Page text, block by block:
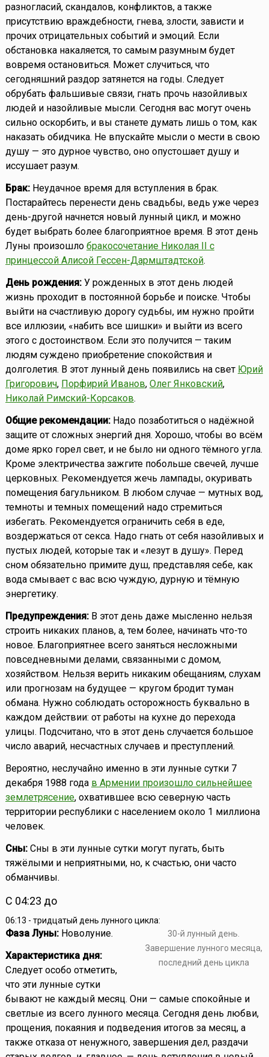
разногласий, скандалов, конфликтов, а также
присутствию враждебности, гнева, злости, зависти и
прочих отрицательных событий и эмоций. Если
обстановка накаляется, то самым разумным будет
вовремя остановиться. Может случиться, что
сегодняшний раздор затянется на годы. Следует
обрубать фальшивые связи, гнать прочь назойливых
людей и назойливые мысли. Сегодня вас могут очень
сильно оскорбить, и вы станете думать лишь о том, как
наказать обидчика. Не впускайте мысли о мести в свою
душу — это дурное чувство, оно опустошает душу и
иссушает разум.
Брак:Неудачное время для вступления в брак.
Постарайтесь перенести день свадьбы, ведь уже через
день-другой начнется новый лунный цикл, и можно
будет выбрать более благоприятное время. В этот день
Луны произошло бракосочетание Николая II с
принцессой Алисой Гессен-Дармштадтской.
День рождения:У рожденных в этот день людей
жизнь проходит в постоянной борьбе и поиске. Чтобы
выйти на счастливую дорогу судьбы, им нужно пройти
все иллюзии, «набить все шишки» и выйти из всего
этого с достоинством. Если это получится — таким
людям суждено приобретение спокойствия и
долголетия. В этот лунный день появились на свет Юрий
Григорович, Порфирий Иванов, Олег Янковский,
Николай Римский-Корсаков.
Общие рекомендации:Надо позаботиться о надёжной
защите от сложных энергий дня. Хорошо, чтобы во всём
доме ярко горел свет, и не было ни одного тёмного угла.
Кроме электричества зажгите побольше свечей, лучше
церковных. Рекомендуется жечь лампады, окуривать
помещения багульником. В любом случае — мутных вод,
темноты и темных помещений надо стремиться
избегать. Рекомендуется ограничить себя в еде,
воздержаться от секса. Надо гнать от себя назойливых и
пустых людей, которые так и «лезут в душу». Перед
сном обязательно примите душ, представляя себе, как
вода смывает с вас всю чуждую, дурную и тёмную
энергетику.
Предупреждения:В этот день даже мысленно нельзя
строить никаких планов, а, тем более, начинать что-то
новое. Благоприятнее всего заняться несложными
повседневными делами, связанными с домом,
хозяйством. Нельзя верить никаким обещаниям, слухам
или прогнозам на будущее — кругом бродит туман
обмана. Нужно соблюдать осторожность буквально в
каждом действии: от работы на кухне до перехода
улицы. Подсчитано, что в этот день случается большое
число аварий, несчастных случаев и преступлений.
Вероятно, неслучайно именно в эти лунные сутки 7
декабря 1988 года в Армении произошло сильнейшее
землетрясение, охватившее всю северную часть
территории республики с населением около 1 миллиона
человек.
Сны:Сны в эти лунные сутки могут пугать, быть
тяжёлыми и неприятными, но, к счастью, они часто
обманчивы.
С 04:23 до
06:13 - тридцатый день лунного цикла:
30-й лунный день.
Завершение лунного месяца,
последний день цикла
Фаза Луны:Новолуние.
Характеристика дня:
Следует особо отметить,
что эти лунные сутки
бывают не каждый месяц. Они — самые спокойные и
светлые из всего лунного месяца. Сегодня день любви,
прощения, покаяния и подведения итогов за месяц, а
также отказа от ненужного, завершения дел, раздачи